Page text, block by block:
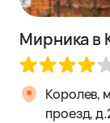
Мирника в
Королев,
проезд,